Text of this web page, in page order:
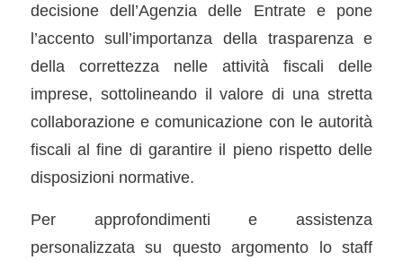
decisione dell’Agenzia delle Entrate e pone
l’accento sull’importanza della trasparenza e
della correttezza nelle attività fiscali delle
imprese, sottolineando il valore di una stretta
collaborazione e comunicazione con le autorità
fiscali al fine di garantire il pieno rispetto delle
disposizioni normative.
Per approfondimenti e assistenza
personalizzata su questo argomento lo staff